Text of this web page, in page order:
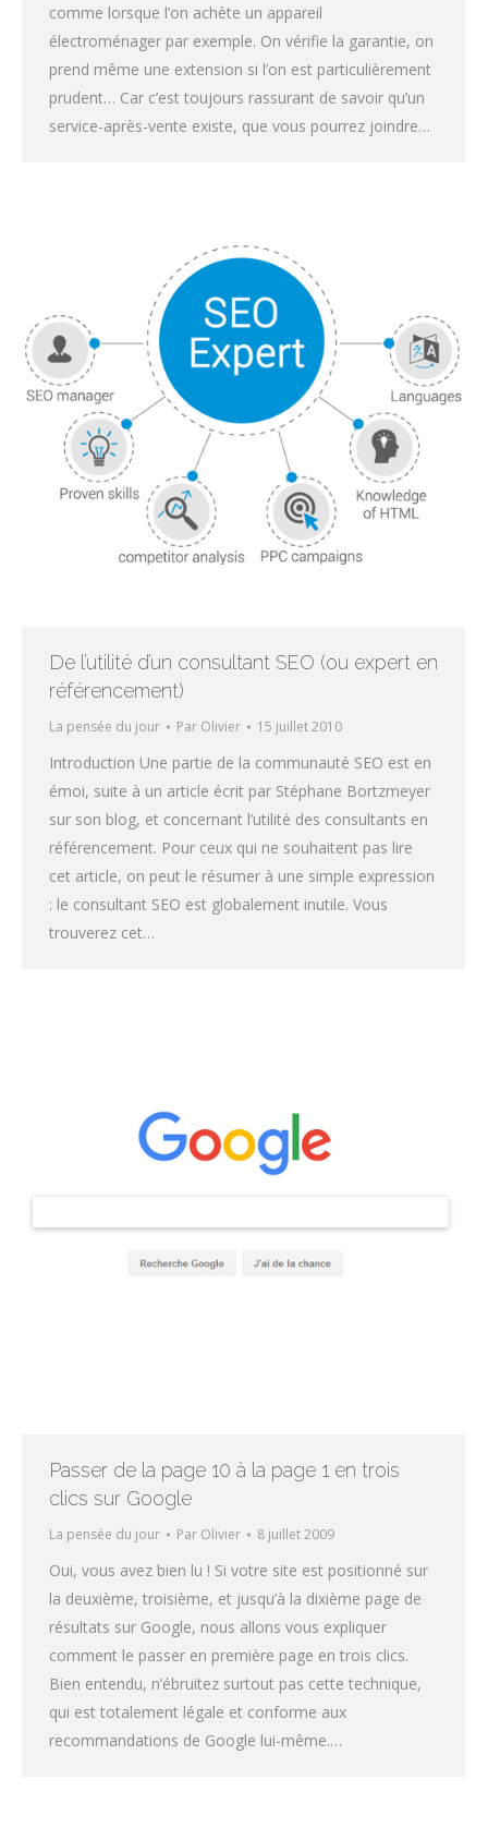
comme lorsque l’on achète un appareil
électroménager par exemple. On vérifie la garantie, on
prend même une extension si l’on est particulièrement
prudent… Car c’est toujours rassurant de savoir qu’un
service-après-vente existe, que vous pourrez joindre…
De l’utilité d’un consultant SEO (ou expert en
référencement)
La pensée du jour Par Olivier 15 juillet 2010
Introduction Une partie de la communauté SEO est en
émoi, suite à un article écrit par Stéphane Bortzmeyer
sur son blog, et concernant l’utilité des consultants en
référencement. Pour ceux qui ne souhaitent pas lire
cet article, on peut le résumer à une simple expression
: le consultant SEO est globalement inutile. Vous
trouverez cet…
Passer de la page 10 à la page 1 en trois
clics sur Google
La pensée du jour Par Olivier 8 juillet 2009
Oui, vous avez bien lu ! Si votre site est positionné sur
la deuxième, troisième, et jusqu’à la dixième page de
résultats sur Google, nous allons vous expliquer
comment le passer en première page en trois clics.
Bien entendu, n’ébruitez surtout pas cette technique,
qui est totalement légale et conforme aux
recommandations de Google lui-même.…